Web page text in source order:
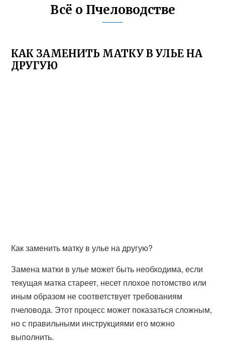
Всё о Пчеловодстве
КАК ЗАМЕНИТЬ МАТКУ В УЛЬЕ НА
ДРУГУЮ
Как заменить матку в улье на другую?
Замена матки в улье может быть необходима, если
текущая матка стареет, несет плохое потомство или
иным образом не соответствует требованиям
пчеловода. Этот процесс может показаться сложным,
но с правильными инструкциями его можно
выполнить.